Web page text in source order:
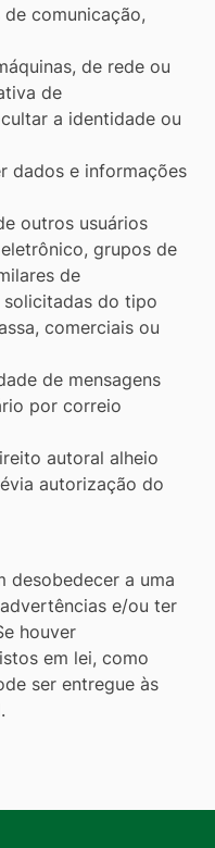
comunicação,
de rede ou
de
a identidade ou
e informações
outros usuários
grupos de
de
solicitadas do tipo
comerciais ou
de mensagens
por correio
autoral alheio
autorização do
desobedecer a uma
e/ou ter
houver
em lei, como
ser entregue às